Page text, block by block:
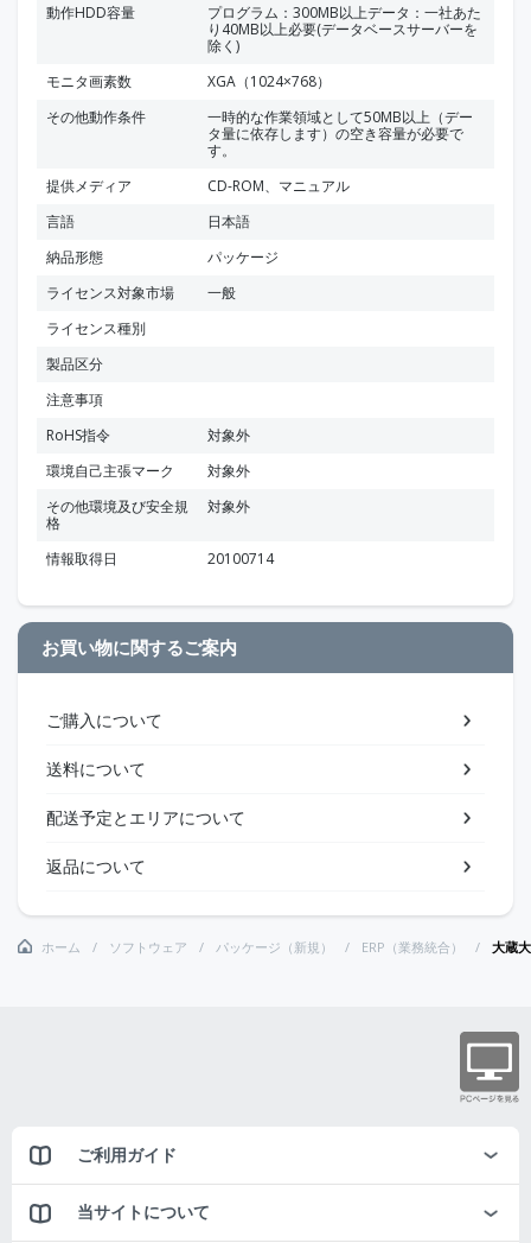
動作HDD容量
プログラム：300MB以上データ：一社あた
り40MB以上必要(データベースサーバーを
除く)
モニタ画素数
XGA（1024×768）
その他動作条件
一時的な作業領域として50MB以上（デー
タ量に依存します）の空き容量が必要で
す。
提供メディア
CD-ROM、マニュアル
言語
日本語
納品形態
パッケージ
ライセンス対象市場
一般
ライセンス種別
製品区分
注意事項
RoHS指令
対象外
環境自己主張マーク
対象外
その他環境及び安全規
格
対象外
情報取得日 20100714
お買い物に関するご案内
ご購入について
送料について
配送予定とエリアについて
返品について
ホーム ソフトウェア パッケージ（新規） ERP（業務統合） 大蔵
ご利用ガイド
当サイトについて